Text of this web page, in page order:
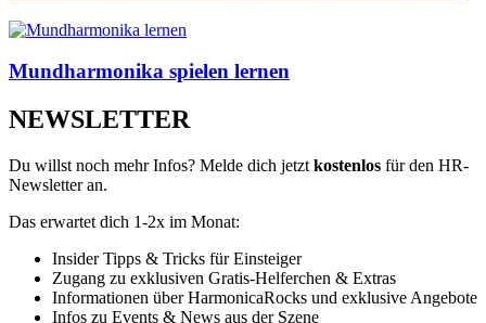
Mundharmonika spielen lernen
NEWSLETTER
Du willst noch mehr Infos? Melde dich jetzt kostenlos für den HR-
Newsletter an.
Das erwartet dich 1-2x im Monat:
Insider Tipps & Tricks für Einsteiger
Zugang zu exklusiven Gratis-Helferchen & Extras
Informationen über HarmonicaRocks und exklusive Angebote
Infos zu Events & News aus der Szene